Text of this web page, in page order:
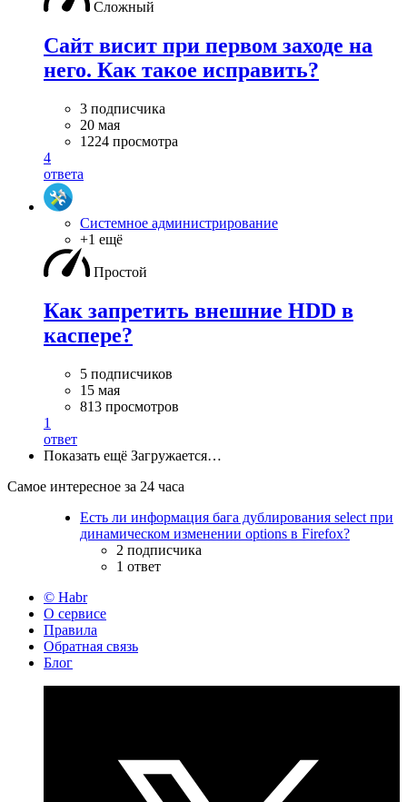
Сложный
Сайт висит при первом заходе на
него. Как такое исправить?
3 подписчика
20 мая
1224 просмотра
4
ответа
Системное администрирование
+1 ещё
Простой
Как запретить внешние HDD в
каспере?
5 подписчиков
15 мая
813 просмотров
1
ответ
Показать ещё Загружается…
Самое интересное за 24 часа
Есть ли информация бага дублирования select при
динамическом изменении options в Firefox?
2 подписчика
1 ответ
© Habr
О сервисе
Правила
Обратная связь
Блог